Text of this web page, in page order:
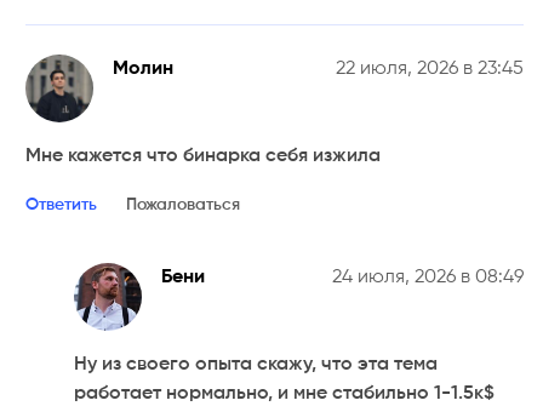
Молин 22 июля, 2026 в 23:45
Мне кажется что бинарка себя изжила
Ответить Пожаловаться
Бени 24 июля, 2026 в 08:49
Ну из своего опыта скажу, что эта тема
работает нормально, и мне стабильно 1-1.5к$